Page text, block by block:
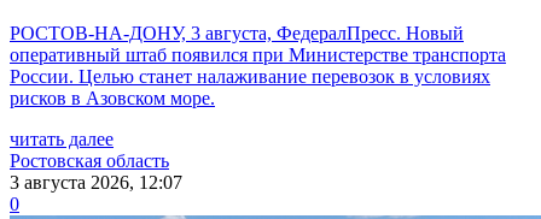
РОСТОВ-НА-ДОНУ, 3 августа, ФедералПресс. Новый
оперативный штаб появился при Министерстве транспорта
России. Целью станет налаживание перевозок в условиях
рисков в Азовском море.
читать далее
Ростовская область
3 августа 2026, 12:07
0